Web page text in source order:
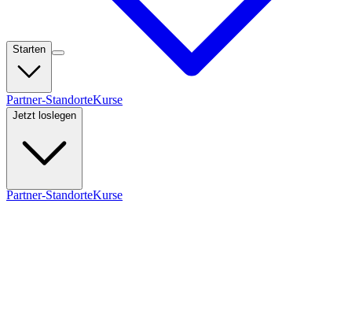
Starten
Partner-StandorteKurse
Jetzt loslegen
Partner-StandorteKurse